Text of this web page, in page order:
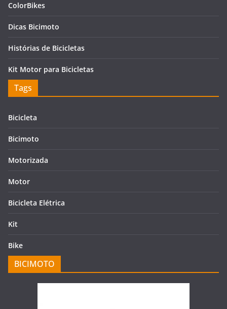
ColorBikes
Dicas Bicimoto
Histórias de Bicicletas
Kit Motor para Bicicletas
Tags
Bicicleta
Bicimoto
Motorizada
Motor
Bicicleta Elétrica
Kit
Bike
BICIMOTO